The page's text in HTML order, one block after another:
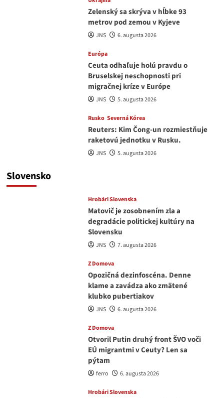
Zelenský sa skrýva v hĺbke 93
metrov pod zemou v Kyjeve
JNS 6. augusta 2026
Európa
Ceuta odhaľuje holú pravdu o
Bruselskej neschopnosti pri
migračnej kríze v Európe
JNS 5. augusta 2026
Rusko Severná Kórea
Reuters: Kim Čong-un rozmiestňuje
raketovú jednotku v Rusku.
JNS 5. augusta 2026
Slovensko
Hrobári Slovenska
Matovič je zosobnením zla a
degradácie politickej kultúry na
Slovensku
JNS 7. augusta 2026
Z Domova
Opozičná dezinfoscéna. Denne
klame a zavádza ako zmätené
klubko pubertiakov
JNS 6. augusta 2026
Z Domova
Otvoril Putin druhý front ŠVO voči
EÚ migrantmi v Ceuty? Len sa
pýtam
ferro 6. augusta 2026
Hrobári Slovenska